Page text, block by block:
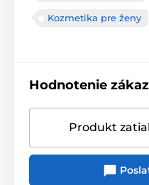
Kozmetika pre ženy
Hodnotenie
Produkt